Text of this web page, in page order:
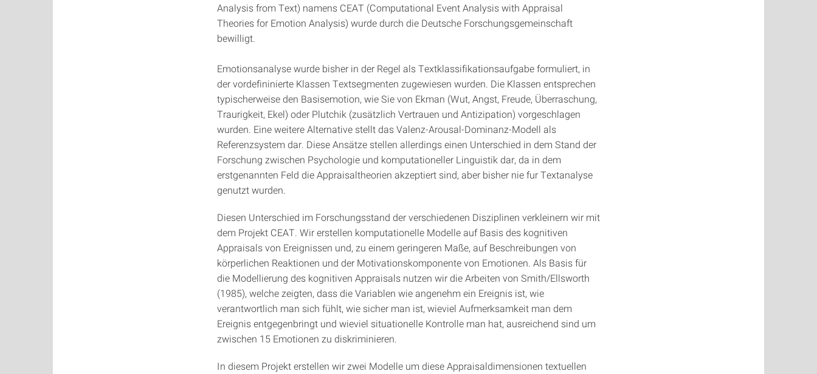
Analysis from Text) namens CEAT (Computational Event Analysis with Appraisal
Theories for Emotion Analysis) wurde durch die Deutsche Forschungsgemeinschaft
bewilligt.
Emotionsanalyse wurde bisher in der Regel als Textklassifikationsaufgabe formuliert, in
der vordefininierte Klassen Textsegmenten zugewiesen wurden. Die Klassen entsprechen
typischerweise den Basisemotion, wie Sie von Ekman (Wut, Angst, Freude, Überraschung,
Traurigkeit, Ekel) oder Plutchik (zusätzlich Vertrauen und Antizipation) vorgeschlagen
wurden. Eine weitere Alternative stellt das Valenz-Arousal-Dominanz-Modell als
Referenzsystem dar. Diese Ansätze stellen allerdings einen Unterschied in dem Stand der
Forschung zwischen Psychologie und komputationeller Linguistik dar, da in dem
erstgenannten Feld die Appraisaltheorien akzeptiert sind, aber bisher nie fur Textanalyse
genutzt wurden.
Diesen Unterschied im Forschungsstand der verschiedenen Disziplinen verkleinern wir mit
dem Projekt CEAT. Wir erstellen komputationelle Modelle auf Basis des kognitiven
Appraisals von Ereignissen und, zu einem geringeren Maße, auf Beschreibungen von
körperlichen Reaktionen und der Motivationskomponente von Emotionen. Als Basis für
die Modellierung des kognitiven Appraisals nutzen wir die Arbeiten von Smith/Ellsworth
(1985), welche zeigten, dass die Variablen wie angenehm ein Ereignis ist, wie
verantwortlich man sich fühlt, wie sicher man ist, wieviel Aufmerksamkeit man dem
Ereignis entgegenbringt und wieviel situationelle Kontrolle man hat, ausreichend sind um
zwischen 15 Emotionen zu diskriminieren.
In diesem Projekt erstellen wir zwei Modelle um diese Appraisaldimensionen textuellen